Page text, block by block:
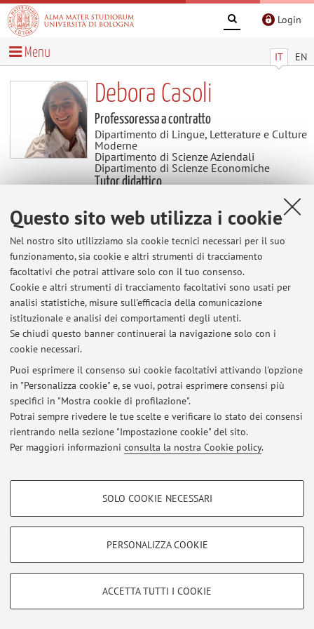
Questo sito web utilizza i cookie
Nel nostro sito utilizziamo sia cookie tecnici necessari per il suo
funzionamento, sia cookie e altri strumenti di tracciamento
facoltativi che potrai attivare solo con il tuo consenso.
Cookie e altri strumenti di tracciamento facoltativi sono usati per
analisi statistiche, misure sull'efficacia della comunicazione
istituzionale e analisi dei comportamenti degli utenti.
Se chiudi questo banner continuerai la navigazione solo con i
cookie necessari.
Puoi esprimere il consenso sui cookie facoltativi attivando l'opzione
in "Personalizza cookie" e, se vuoi, potrai esprimere consensi più
specifici in "Mostra cookie di profilazione".
Potrai sempre rivedere le tue scelte e verificare lo stato dei consensi
rientrando nella sezione "Impostazione cookie" del sito.
Per maggiori informazioni consulta la nostra Cookie policy.
COOKIE DI PROFILAZIONE - FACOLTATIVI
COOKIE TECNICI - NECESSARI
Si tratta di cookie tecnici utilizzati, a titolo esemplificativo, per il corretto
SOLO COOKIE NECESSARI
PERSONALIZZA COOKIE
ACCETTA TUTTI I COOKIE
Login
IT EN
Menu
Debora Casoli
Professoressa a contratto
Dipartimento di Lingue, Letterature e Culture
Moderne
Dipartimento di Scienze Aziendali
Dipartimento di Scienze Economiche
Tutor didattico
Temi di ricerca
Parole chiave: innovazione dei servizi
sensemaking
transizione digitale transizione sostenibile
grandi sfide
Ultimi avvisi
Al momento non sono presenti avvisi.
Area riservata
per gestire tutti i contenuti del sito.
© 2026 - ALMA MATER STUDIORUM - Università di Bologna - Via
Zamboni, 33 - 40126 Bologna - Partita IVA: 01131710376